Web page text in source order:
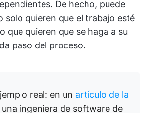
De hecho, puede
solo quieren que el trabajo esté
que quieren que se haga a su
paso del proceso.
real: en un artículo de la
una ingeniera de software de